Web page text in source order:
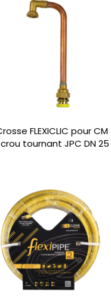
FLEXICLIC pour CM
tournant JPC DN 25